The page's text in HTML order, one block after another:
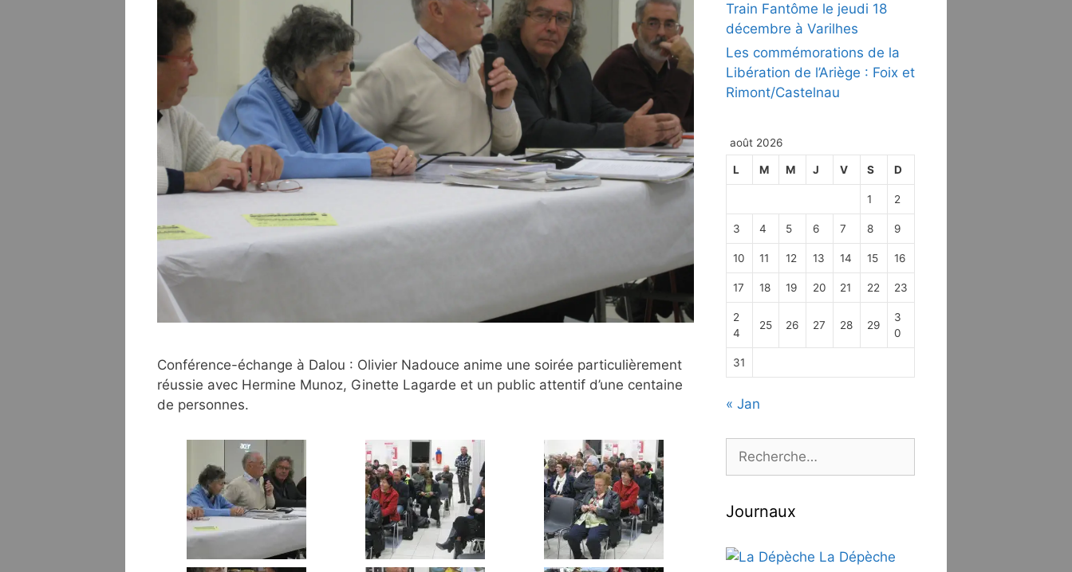
Conférence-échange à Dalou : Olivier Nadouce anime une soirée particulièrement
réussie avec Hermine Munoz, Ginette Lagarde et un public attentif d’une centaine
de personnes.
Train Fantôme le jeudi 18
décembre à Varilhes
Les commémorations de la
Libération de l’Ariège : Foix et
Rimont/Castelnau
août 2026
L M M J V S D
1 2
3 4 5 6 7 8 9
10 11 12 13 14 15 16
17 18 19 20 21 22 23
2
4
25 26 27 28 29
3
0
31
« Jan
Journaux
La Dépèche